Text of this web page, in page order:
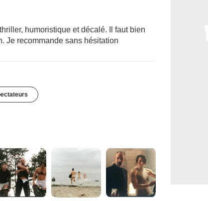
humoristique et décalé. Il faut bien
Je recommande sans hésitation